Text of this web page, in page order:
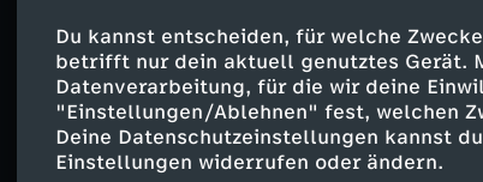
Du kannst entscheiden, für welche
betrifft nur dein aktuell genutztes Gerät.
Datenverarbeitung, für die wir deine
"Einstellungen/Ablehnen" fest, welchen
Deine Datenschutzeinstellungen kannst
Einstellungen widerrufen oder ändern.
(82. Grosicki) - Lewandowski
Trainer:Jan Urban
Niederlande:Verbruggen -